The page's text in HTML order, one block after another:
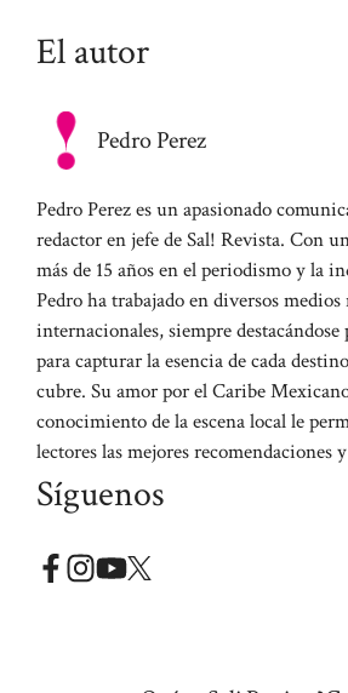
El autor
Pedro Perez
Pedro Perez es un apasionado
redactor en jefe de Sal! Revista. Con
más de 15 años en el periodismo y la
Pedro ha trabajado en diversos medios
internacionales, siempre
para capturar la esencia de cada
cubre. Su amor por el Caribe
conocimiento de la escena local le
lectores las mejores recomendaciones
Síguenos